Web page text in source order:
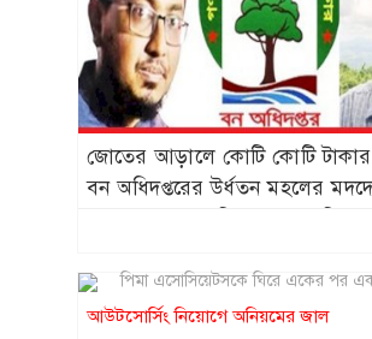
একের পর এক
১৪
প্রীতি জিনতার
মুখ খুললেন
এলিট আম্পায়ার
চুক্তিতে নেই কেন,
জোতের আড়ালে কোটি কোটি টাকার
বন অধিদপ্তরের উর্ধতন মহলের
লামায় রেঞ্জার কবিরের নতুন ‘ডিপো-
আউটসোর্সিং নিয়োগে অনিয়মের জাল